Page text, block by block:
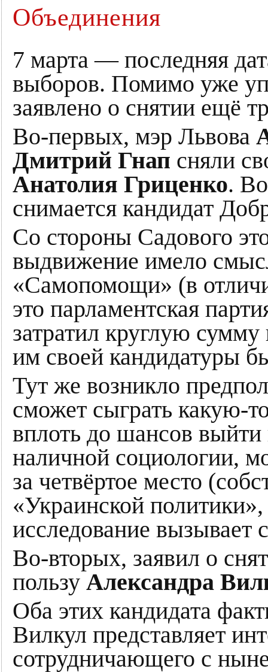
Объединения
7 марта — последняя
выборов. Помимо уже
заявлено о снятии ещё
Во-первых, мэр Львова
Дмитрий Гнап сняли
Анатолия Гриценко.
снимается кандидат
Со стороны Садового
выдвижение имело
«Самопомощи» (в
это парламентская
затратил круглую
им своей кандидатуры
Тут же возникло
сможет сыграть какую-
вплоть до шансов
наличной социологии,
за четвёртое место
«Украинской
исследование вызывает
Во-вторых, заявил о
пользу Александра
Оба этих кандидата
Вилкул представляет
сотрудничающего с